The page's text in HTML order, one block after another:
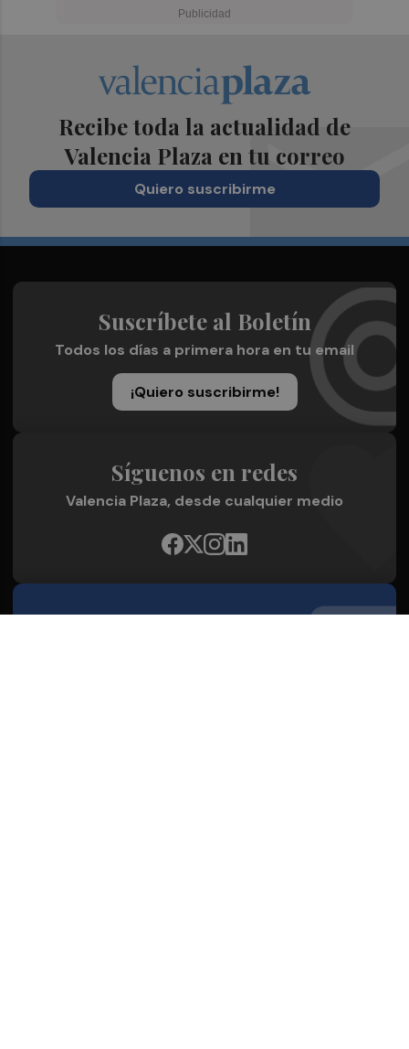
Recibe toda la actualidad de
Valencia Plaza en tu correo
Quiero suscribirme
Suscríbete al Boletín
Todos los días a primera hora en tu email
¡Quiero suscribirme!
Síguenos en redes
Valencia Plaza, desde cualquier medio
Quienes Somos